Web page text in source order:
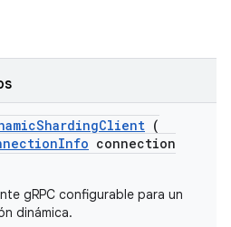
ShardingClient (
Info connection
gRPC configurable para un
dinámica.